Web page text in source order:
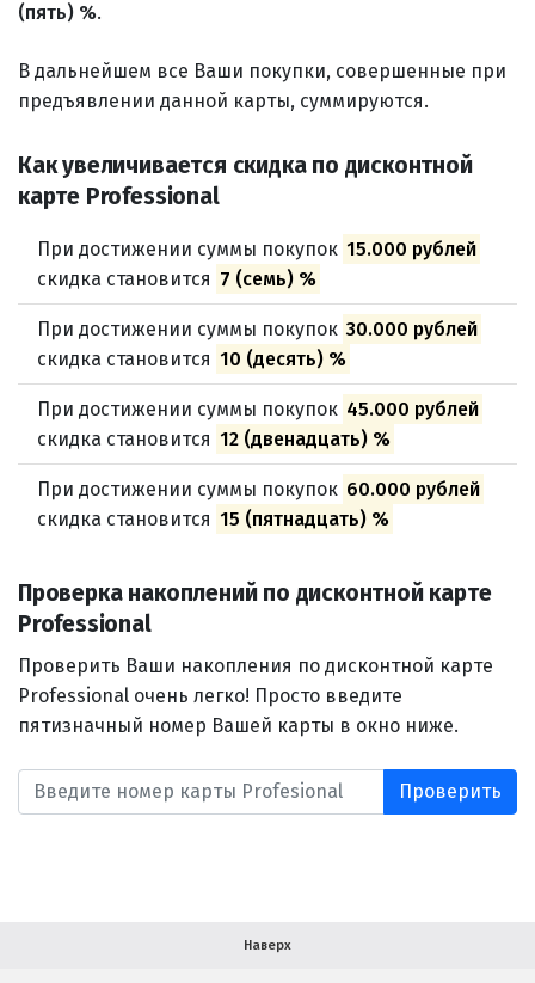
(пять) %.
В дальнейшем все Ваши покупки, совершенные при
предъявлении данной карты, суммируются.
Как увеличивается скидка по дисконтной
карте Professional
При достижении суммы покупок 15.000 рублей
скидка становится 7 (семь) %
При достижении суммы покупок 30.000 рублей
скидка становится 10 (десять) %
При достижении суммы покупок 45.000 рублей
скидка становится 12 (двенадцать) %
При достижении суммы покупок 60.000 рублей
скидка становится 15 (пятнадцать) %
Проверка накоплений по дисконтной карте
Professional
Проверить Ваши накопления по дисконтной карте
Professional очень легко! Просто введите
пятизначный номер Вашей карты в окно ниже.
Наверх
Ваша скидка
Контактная информация
Форма обратной связи
Салоны красоты в Иваново